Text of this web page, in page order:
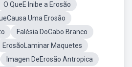
O QueE Inibe a Erosão
Uma Erosão
Falésia DoCabo Branco
ErosãoLaminar Maquetes
Imagen DeErosão Antropica